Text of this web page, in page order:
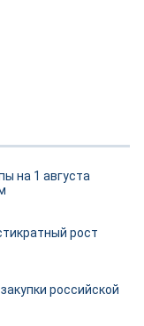
на 1 августа
рост
российской